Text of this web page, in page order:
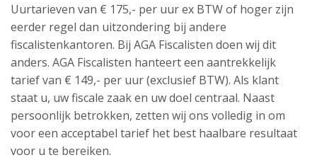
Uurtarieven van € 175,- per uur ex BTW of hoger zijn
eerder regel dan uitzondering bij andere
fiscalistenkantoren. Bij AGA Fiscalisten doen wij dit
anders. AGA Fiscalisten hanteert een aantrekkelijk
tarief van € 149,- per uur (exclusief BTW). Als klant
staat u, uw fiscale zaak en uw doel centraal. Naast
persoonlijk betrokken, zetten wij ons volledig in om
voor een acceptabel tarief het best haalbare resultaat
voor u te bereiken.